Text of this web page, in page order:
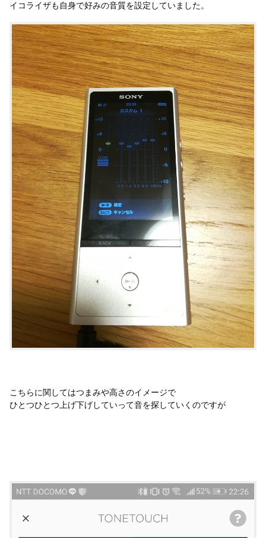
イコライザも自身で好みの音質を設定していました。
こちらに関してはつまみや高さのイメージで
ひとつひとつ上げ下げしていって音を探していくのですが